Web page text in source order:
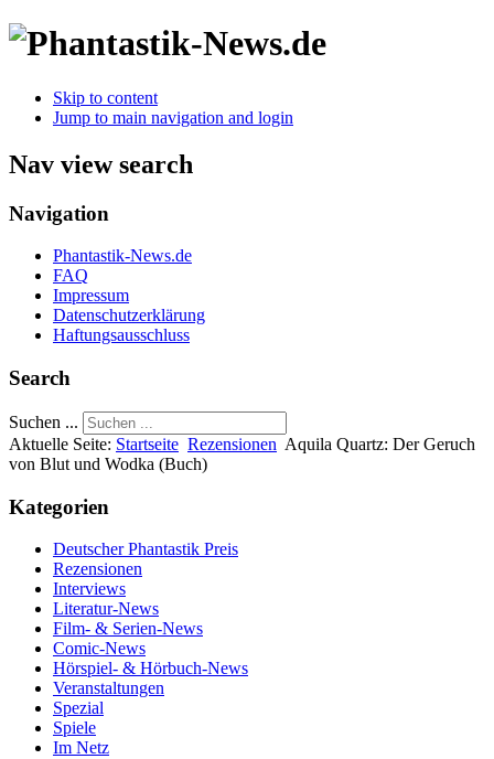
Skip to content
Jump to main navigation and login
Nav view search
Navigation
Phantastik-News.de
FAQ
Impressum
Datenschutzerklärung
Haftungsausschluss
Search
Suchen ...
Aktuelle Seite: Startseite Rezensionen Aquila Quartz: Der Geruch
von Blut und Wodka (Buch)
Kategorien
Deutscher Phantastik Preis
Rezensionen
Interviews
Literatur-News
Film- & Serien-News
Comic-News
Hörspiel- & Hörbuch-News
Veranstaltungen
Spezial
Spiele
Im Netz